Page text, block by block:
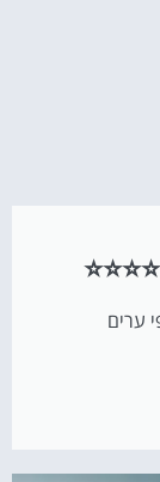
ערים